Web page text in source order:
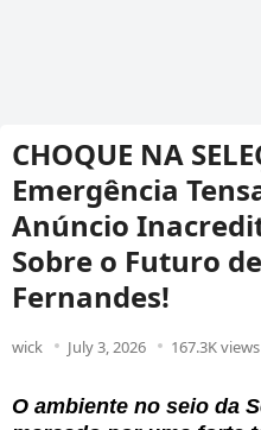
CHOQUE NA
Emergência
Anúncio
Sobre o Futuro
Fernandes!
wick July 3, 2026 167.3K views